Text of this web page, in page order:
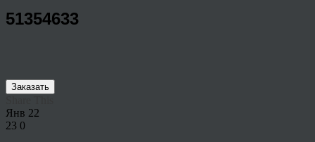
51354633
Заказать
Янв 22
23 0